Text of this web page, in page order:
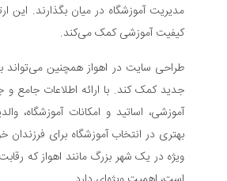
مدیریت آموزشگاه در میان بگذارند. این
کیفیت آموزشی کمک می‌کند.
طراحی سایت در اهواز همچنین می‌تواند به
جدید کمک کند. با ارائه اطلاعات جامع و
آموزشی، اساتید و امکانات آموزشگاه،
بهتری در انتخاب آموزشگاه برای فرزندان خود
ویژه در یک شهر بزرگ مانند اهواز که رقابت